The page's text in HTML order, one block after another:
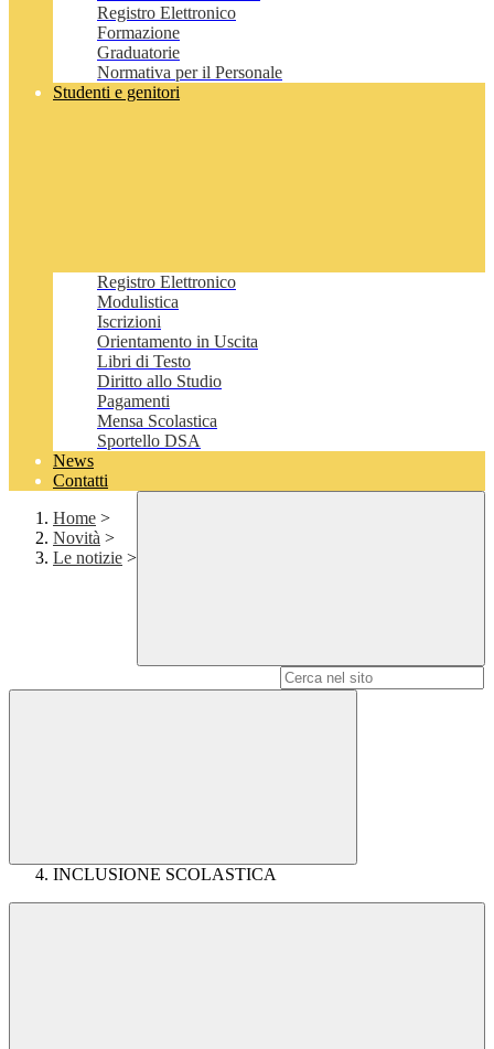
Registro Elettronico
Formazione
Graduatorie
Normativa per il Personale
Studenti e genitori
Registro Elettronico
Modulistica
Iscrizioni
Orientamento in Uscita
Libri di Testo
Diritto allo Studio
Pagamenti
Mensa Scolastica
Sportello DSA
News
Contatti
Home >
Novità >
Le notizie >
INCLUSIONE SCOLASTICA